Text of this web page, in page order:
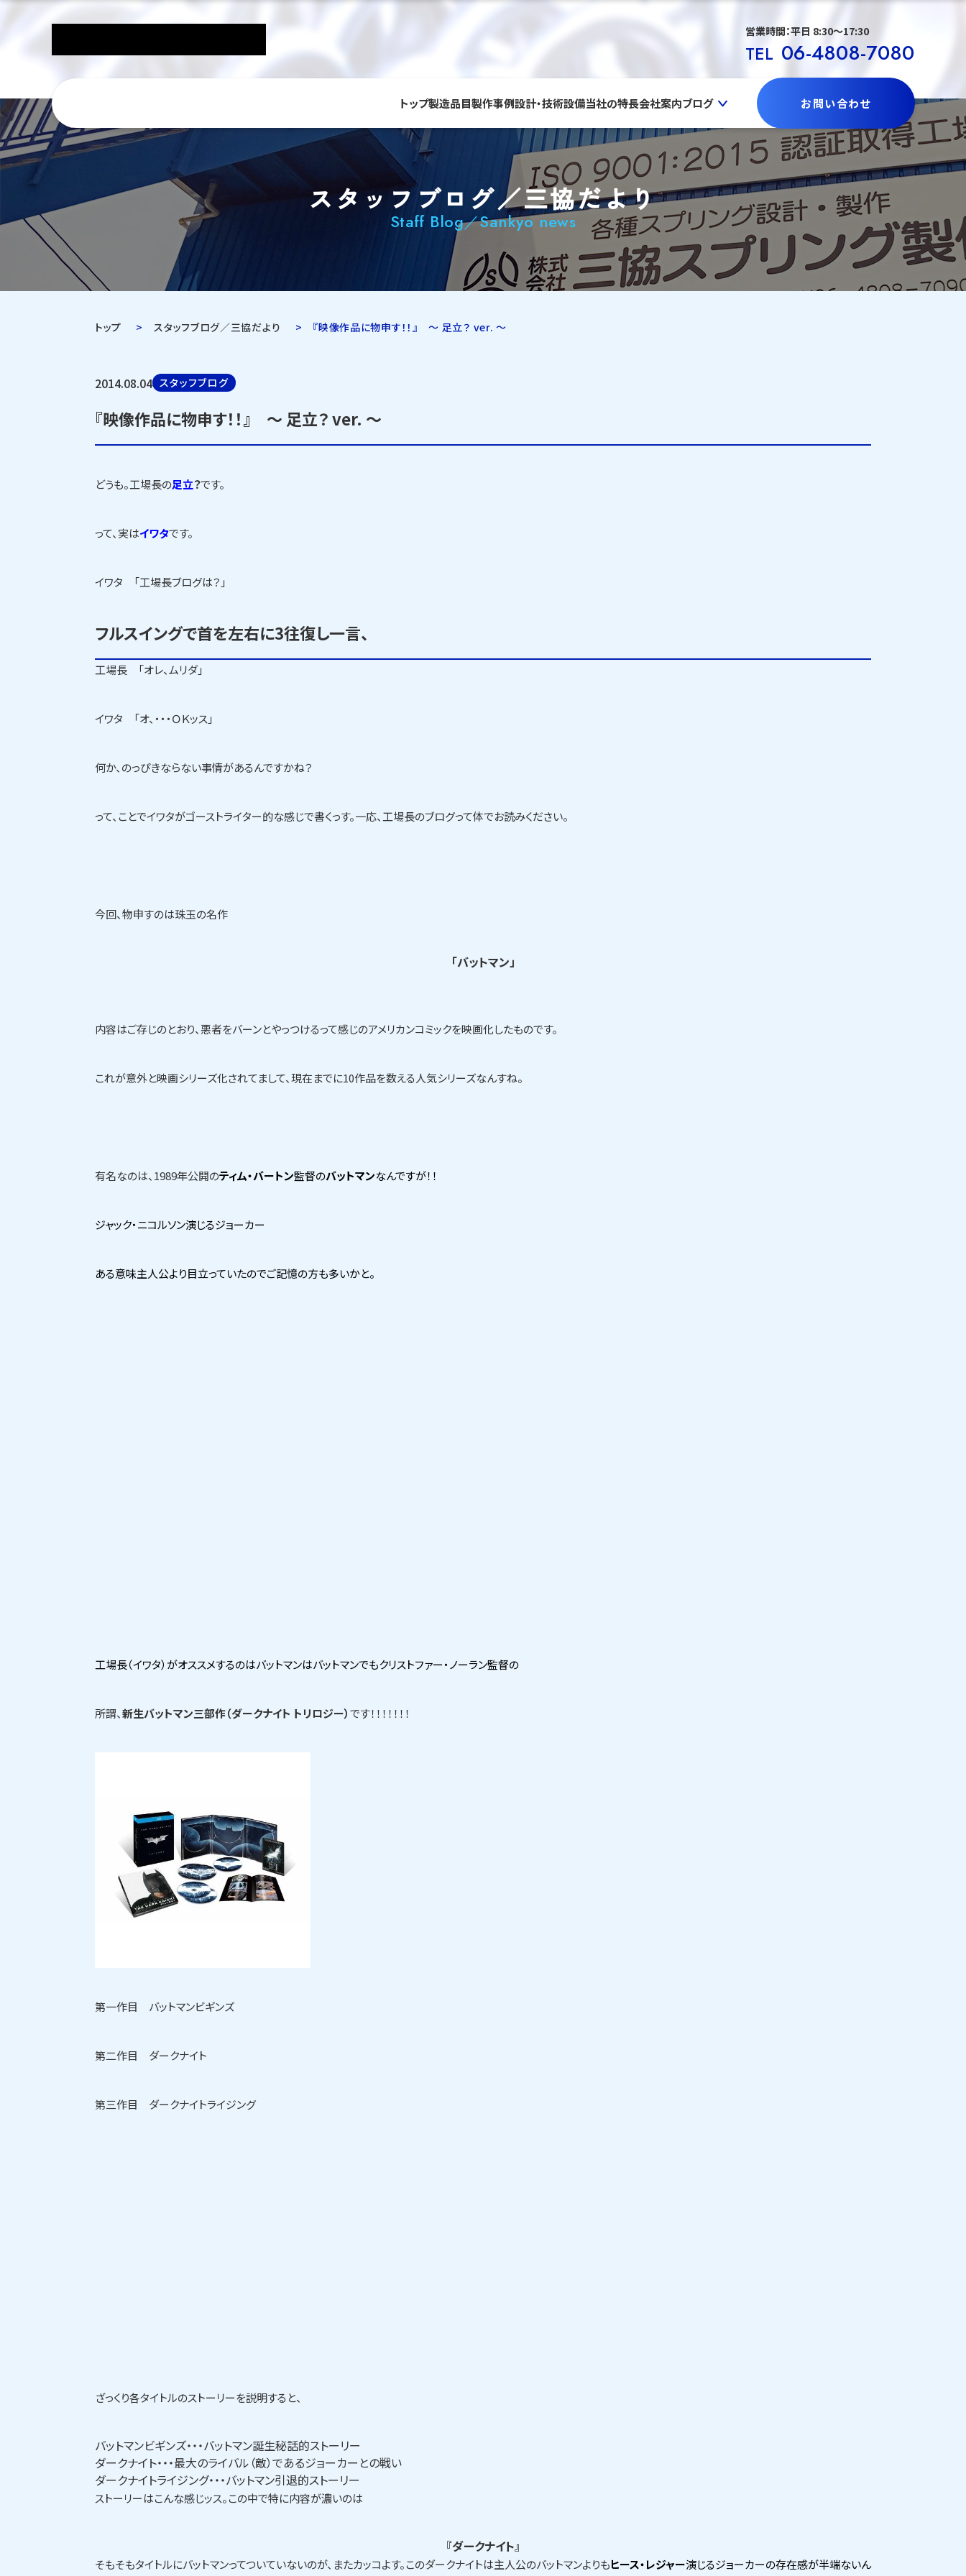
営業時間：平日 8:30〜17:30
TEL 06-4808-7080
トップ製造品目製作事例設計・技術設備当社の特長会社案内ブログ お問い合わせ
スタッフブログ／三協だより
Staff Blog／Sankyo news
トップ スタッフブログ／三協だより 『映像作品に物申す！！』 ～ 足立？ ver. ～
2014.08.04 スタッフブログ
『映像作品に物申す！！』 ～ 足立？ ver. ～
どうも。工場長の足立？です。
って、実はイワタです。
イワタ 「工場長ブログは？」
フルスイングで首を左右に3往復し一言、
工場長 「オレ、ムリダ」
イワタ 「オ、・・・ＯＫッス」
何か、のっぴきならない事情があるんですかね？
って、ことでイワタがゴーストライター的な感じで書くっす。一応、工場長のブログって体でお読みください。
今回、物申すのは珠玉の名作
「バットマン 」
内容はご存じのとおり、悪者をバーンとやっつけるって感じのアメリカンコミックを映画化したものです。
これが意外と映画シリーズ化されてまして、現在までに10作品を数える人気シリーズなんすね。
有名なのは、1989年公開のティム・バートン監督のバットマンなんですが！！
ジャック・ニコルソン演じるジョーカー
ある意味主人公より目立っていたのでご記憶の方も多いかと。
工場長（イワタ）がオススメするのはバットマンはバットマンでもクリストファー・ノーラン監督の
所謂、新生バットマン三部作（ダークナイト トリロジー）です！！！！！！！
第一作目 バットマンビギンズ
第二作目 ダークナイト
第三作目 ダークナイトライジング
ざっくり各タイトルのストーリーを説明すると、
バットマンビギンズ・・・バットマン誕生秘話的ストーリー
ダークナイト・・・最大のライバル（敵）であるジョーカーとの戦い
ダークナイトライジング・・・バットマン引退的ストーリー
ストーリーはこんな感じッス。この中で特に内容が濃いのは
『ダークナイト』
そもそもタイトルにバットマンってついていないのが、またカッコよす。このダークナイトは主人公のバットマンよりもヒース・レジャー演じるジョーカーの存在感が半端ないん